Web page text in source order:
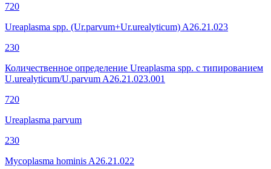
720
Ureaplasma spp. (Ur.parvum+Ur.urealyticum) A26.21.023
230
Количественное определение Ureaplasma spp. с типированием
U.urealyticum/U.parvum A26.21.023.001
720
Ureaplasma parvum
230
Mycoplasma hominis A26.21.022